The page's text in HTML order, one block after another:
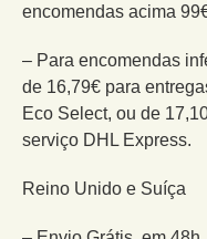
encomendas acima
– Para encomendas
de 16,79€ para
Eco Select, ou de
serviço DHL Express.
Reino Unido e Suíça